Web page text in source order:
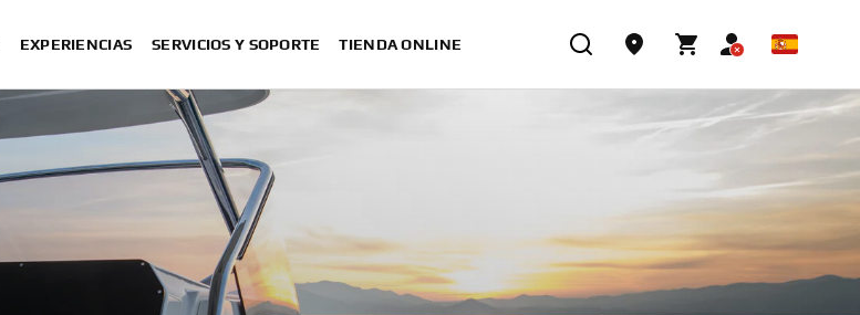
EXPERIENCIAS SERVICIOS Y SOPORTE TIENDA ONLINE